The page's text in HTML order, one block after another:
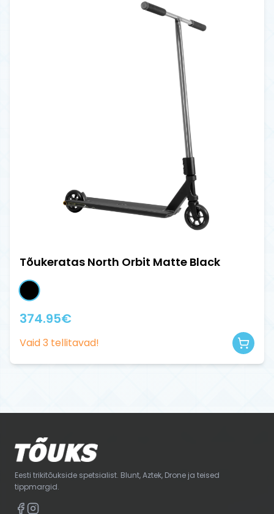
Tõukeratas North Orbit Matte Black
374.95€
Vaid3 tellitavad!
Eesti trikitõukside spetsialist. Blunt, Aztek, Drone ja teised
tippmargid.